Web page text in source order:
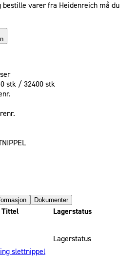
bestille varer fra Heidenreich må du
stk / 32400 stk
Dokumenter
Tittel
Lagerstatus
slettnippel
Lagerstatus